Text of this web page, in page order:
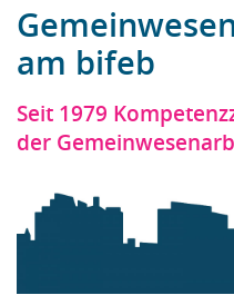
am bifeb
Seit 1979
der